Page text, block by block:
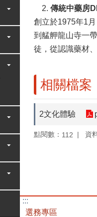
2. 傳統中藥房
創立於1975年1
到艋舺龍山寺一
徒，從認識藥材
相關檔案
2文化體驗
點閱數： 112 資
:::
選務專區